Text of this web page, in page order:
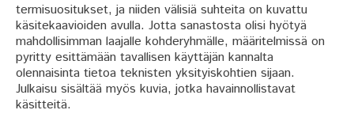
termisuositukset, ja niiden välisiä suhteita on kuvattu
käsitekaavioiden avulla. Jotta sanastosta olisi hyötyä
mahdollisimman laajalle kohderyhmälle, määritelmissä on
pyritty esittämään tavallisen käyttäjän kannalta
olennaisinta tietoa teknisten yksityiskohtien sijaan.
Julkaisu sisältää myös kuvia, jotka havainnollistavat
käsitteitä.